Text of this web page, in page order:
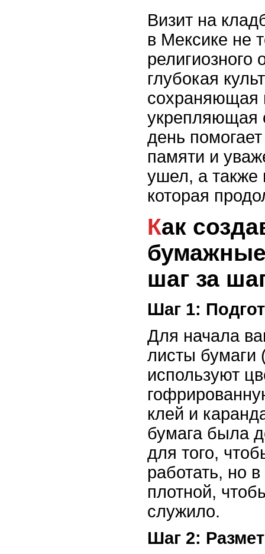
Визит на
в Мексике не
религиозного
глубокая
сохраняющая
укрепляющая
день
памяти и
ушел, а также
которая
Как создавать
шаг за
Шаг 1:
Для начала
листы бумаги
используют
клей и
бумага была
для того,
работать, но
плотной,
служило.
Шаг 2: